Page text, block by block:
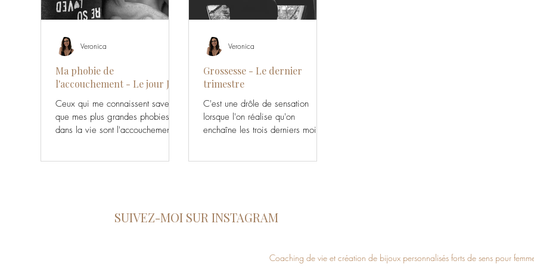
Ma phobie de
l'accouchement - Le jour J
Ceux qui me connaissent savent
que mes plus grandes phobies
dans la vie sont l'accouchement et
Veronica
Grossesse - Le dernier
trimestre
C'est une drôle de sensation
lorsque l'on réalise qu'on
enchaîne les trois derniers mois
Veronica
SUIVEZ-MOI SUR INSTAGRAM
Coaching de vie et création de bijoux personnalisés forts de sens pour